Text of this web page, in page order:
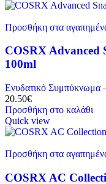
Προσθήκη στα
COSRX Advanced
100ml
Ενυδατικό Συμπύκνωμα
20.50€
Προσθήκη στο καλάθι
Quick view
Προσθήκη στα
COSRX AC